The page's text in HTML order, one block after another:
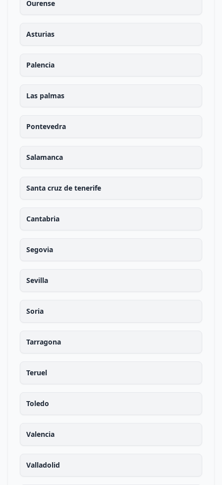
Ourense
Asturias
Palencia
Las palmas
Pontevedra
Salamanca
Santa cruz de tenerife
Cantabria
Segovia
Sevilla
Soria
Tarragona
Teruel
Toledo
Valencia
Valladolid